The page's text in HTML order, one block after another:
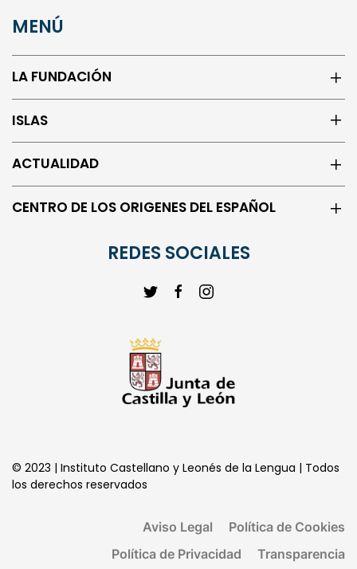
LA FUNDACIÓN
ISLAS
ACTUALIDAD
CENTRO DE LOS ORIGENES DEL ESPAÑOL
los derechos reservados
Política de Privacidad
Transparencia